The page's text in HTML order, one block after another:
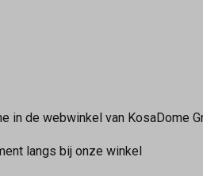
de webwinkel van KosaDome
langs bij onze winkel